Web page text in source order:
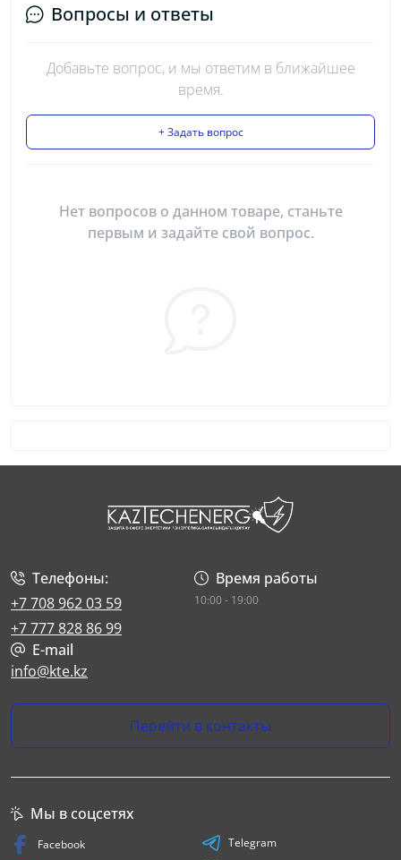
Вопросы и ответы
Добавьте вопрос, и мы ответим в ближайшее
время.
+ Задать вопрос
Нет вопросов о данном товаре, станьте
первым и задайте свой вопрос.
Телефоны:
+7 708 962 03 59
+7 777 828 86 99
Время работы
10:00 - 19:00
E-mail
info@kte.kz
Перейти в контакты
Мы в соцсетях
Facebook
Telegram